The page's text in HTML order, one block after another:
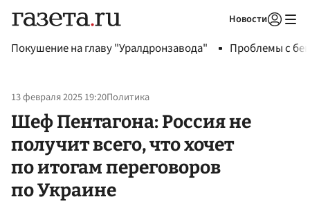
Новости
Покушение на главу "Уралдронзавода" Проблемы с
13 февраля 2025 19:20Политика
Шеф Пентагона: Россия не
получит всего, что хочет
по итогам переговоров
по Украине